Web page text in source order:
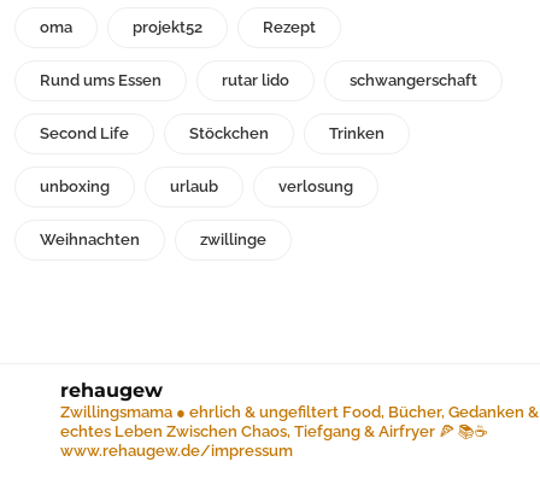
oma projekt52 Rezept
Rund ums Essen rutar lido schwangerschaft
Second Life Stöckchen Trinken
unboxing urlaub verlosung
Weihnachten zwillinge
rehaugew
Zwillingsmama ● ehrlich & ungefiltert Food, Bücher, Gedanken &
echtes Leben Zwischen Chaos, Tiefgang & Airfryer 🍕 📚☕️
www.rehaugew.de/impressum